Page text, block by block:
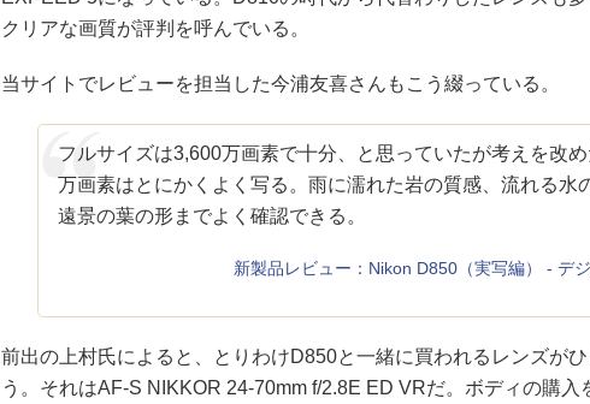
クリアな画質が評判を呼んでいる。
当サイトでレビューを担当した今浦友喜さんもこう綴っている。
フルサイズは3,600万画素で十分、と思っていたが考えを改
万画素はとにかくよく写る。雨に濡れた岩の質感、流れる水
遠景の葉の形までよく確認できる。
新製品レビュー：Nikon D850（実写編） - デ
前出の上村氏によると、とりわけD850と一緒に買われるレンズが
う。それはAF-S NIKKOR 24-70mm f/2.8E ED VRだ。ボディの購入